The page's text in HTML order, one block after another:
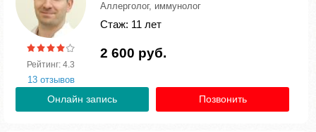
Рейтинг: 4.3
13 отзывов
Аллерголог, иммунолог
Стаж: 11 лет
2 600 руб.
Онлайн запись Позвонить